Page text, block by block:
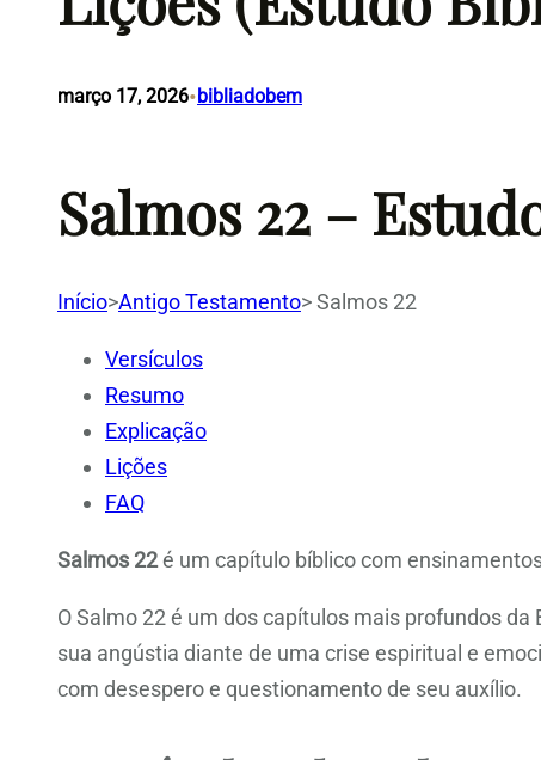
março 17, 2026• bibliadobem
Salmos 22 –
Início>Antigo Testamento>Salmos 22
Versículos
Resumo
Explicação
Lições
FAQ
Salmos 22é um capítulo bíblico com
O Salmo 22 é um dos capítulos mais profundos
sua angústia diante de uma crise espiritual e
com desespero e questionamento de seu auxílio.